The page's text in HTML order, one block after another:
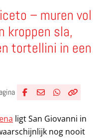
– muren vol
kroppen sla,
tortellini in een
ligt San Giovanni in
nog nooit